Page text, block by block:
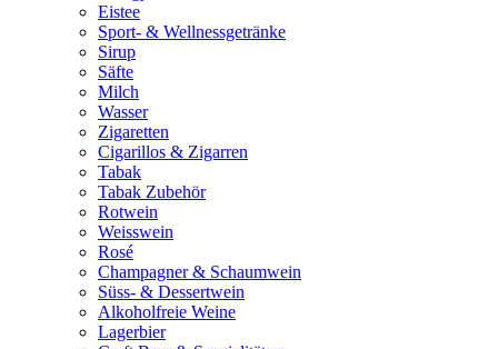
Eistee
Sport- & Wellnessgetränke
Sirup
Säfte
Milch
Wasser
Zigaretten
Cigarillos & Zigarren
Tabak
Tabak Zubehör
Rotwein
Weisswein
Rosé
Champagner & Schaumwein
Süss- & Dessertwein
Alkoholfreie Weine
Lagerbier